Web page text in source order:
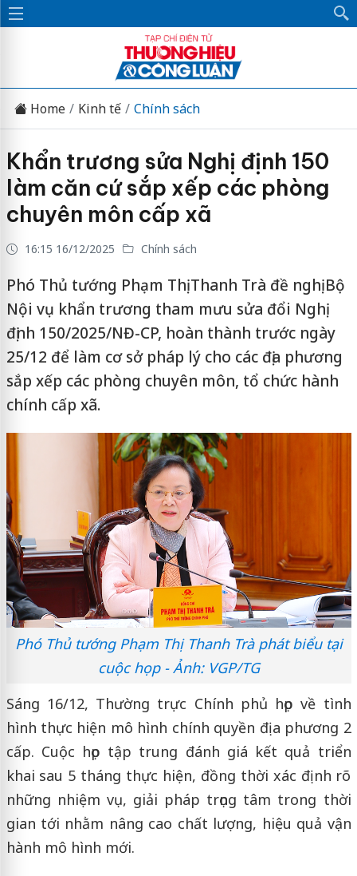
Home Kinh tế Chính sách
Khẩn trương sửa Nghị định 150
làm căn cứ sắp xếp các phòng
chuyên môn cấp xã
16:15 16/12/2025 Chính sách
Phó Thủ tướng Phạm Thị Thanh Trà đề nghị Bộ
Nội vụ khẩn trương tham mưu sửa đổi Nghị
định 150/2025/NĐ-CP, hoàn thành trước ngày
25/12 để làm cơ sở pháp lý cho các địa phương
sắp xếp các phòng chuyên môn, tổ chức hành
chính cấp xã.
Phó Thủ tướng Phạm Thị Thanh Trà phát biểu tại
cuộc họp - Ảnh: VGP/TG
Sáng 16/12, Thường trực Chính phủ họp về tình
hình thực hiện mô hình chính quyền địa phương 2
cấp. Cuộc họp tập trung đánh giá kết quả triển
khai sau 5 tháng thực hiện, đồng thời xác định rõ
những nhiệm vụ, giải pháp trọng tâm trong thời
gian tới nhằm nâng cao chất lượng, hiệu quả vận
hành mô hình mới.